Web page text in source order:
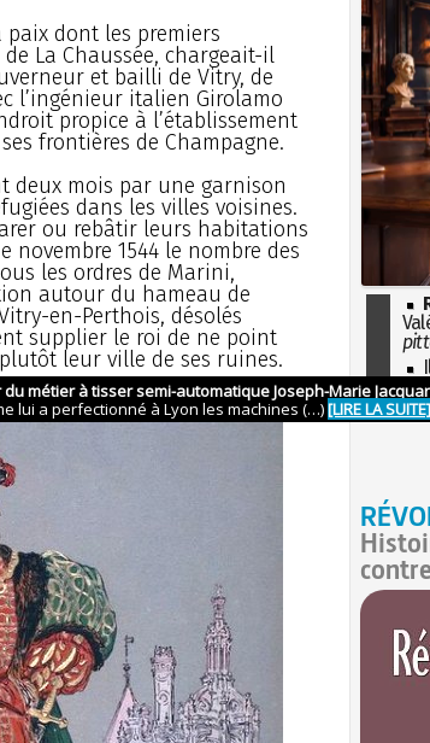
dont les premiers
La Chaussée, chargeait-il
et bailli de Vitry, de
l’ingénieur italien Girolamo
propice à l’établissement
frontières de Champagne.
deux mois par une garnison
dans les villes voisines.
ou rebâtir leurs habitations
novembre 1544 le nombre des
les ordres de Marini,
autour du hameau de
en-Perthois, désolés
supplier le roi de ne point
leur ville de ses ruines.